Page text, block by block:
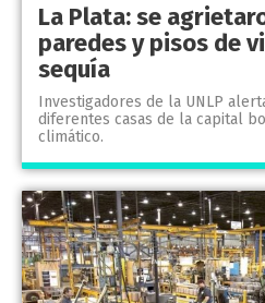
La Plata: se
paredes y pisos de
sequía
Investigadores de la UNLP
diferentes casas de la capital
climático.